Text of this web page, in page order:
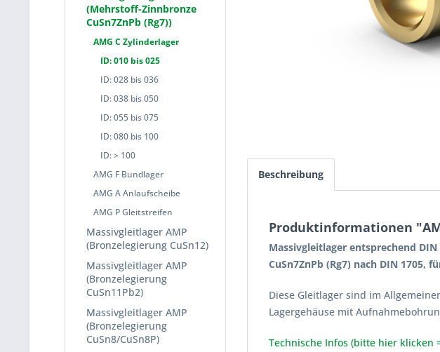
(Mehrstoff-Zinnbronze
CuSn7ZnPb (Rg7))
AMG C Zylinderlager
ID: 010 bis 025
ID: 028 bis 036
ID: 038 bis 050
ID: 055 bis 075
ID: 080 bis 100
ID: > 100
AMG F Bundlager
AMG A Anlaufscheibe
AMG P Gleitstreifen
Massivgleitlager AMP
(Bronzelegierung CuSn12)
Massivgleitlager AMP
(Bronzelegierung
CuSn11Pb2)
Massivgleitlager AMP
(Bronzelegierung
CuSn8/CuSn8P)
Beschreibung
Produktinformationen
Massivgleitlager entsprechend
CuSn7ZnPb (Rg7) nach DIN 1705,
Diese Gleitlager sind im
Lagergehäuse mit
Technische Infos (bitte hier klicken